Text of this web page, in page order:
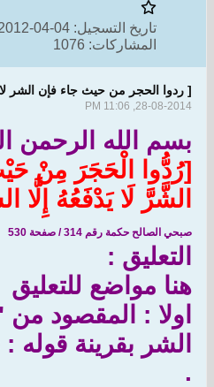
تاريخ التسجيل: 04-04-2012
المشاركات: 1076
[ ردوا الحجر من حيث جاء فإن الشر لا
28-08-2014, 11:06 PM
بسم الله الرحمن
[رُدُّوا الْحَجَرَ مِنْ
الشَّرَّ لَا يَدْفَعُهُ إِلَّا
صبحي الصالح حكمة رقم 314 / صفحة 530
التعليق :
هنا مواضع للتعليق
اولا : المقصود
الشر بقرينة قوله
.